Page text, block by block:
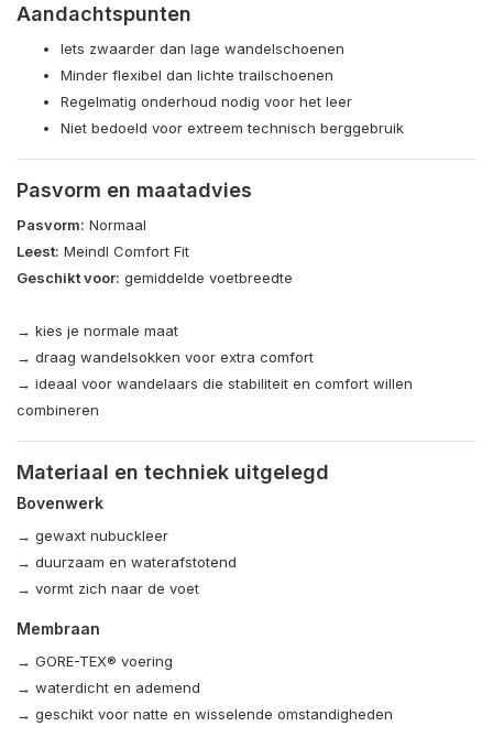
Aandachtspunten
Iets zwaarder dan lage wandelschoenen
Minder flexibel dan lichte trailschoenen
Regelmatig onderhoud nodig voor het leer
Niet bedoeld voor extreem technisch berggebruik
Pasvorm en maatadvies
Pasvorm: Normaal
Leest: Meindl Comfort Fit
Geschikt voor: gemiddelde voetbreedte
→ kies je normale maat
→ draag wandelsokken voor extra comfort
→ ideaal voor wandelaars die stabiliteit en comfort willen
combineren
Materiaal en techniek uitgelegd
Bovenwerk
→ gewaxt nubuckleer
→ duurzaam en waterafstotend
→ vormt zich naar de voet
Membraan
→ GORE-TEX® voering
→ waterdicht en ademend
→ geschikt voor natte en wisselende omstandigheden